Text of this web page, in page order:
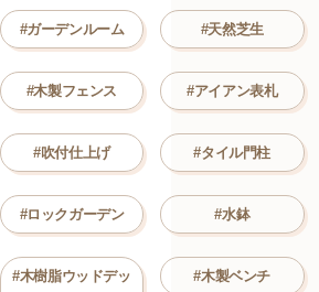
#ガーデンルーム #天然芝生
#木製フェンス #アイアン表札
#吹付仕上げ #タイル門柱
#ロックガーデン #水鉢
#木樹脂ウッドデッ
#木製ベンチ